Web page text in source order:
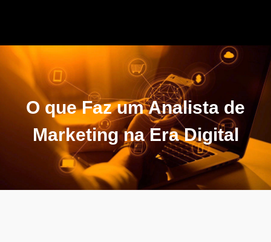
O que Faz um Analista de
Marketing na Era Digital